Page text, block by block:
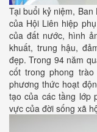
Tại buổi kỷ niệm,
của Hội Liên hiệp
của đất nước, hình
khuất, trung hậu,
đẹp. Trong 94 năm
cốt trong phong
phương thức hoạt
tạo của các tầng lớp
vực của đời sống xã